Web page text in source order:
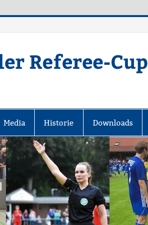
Referee-Cup
Media Historie Downloads